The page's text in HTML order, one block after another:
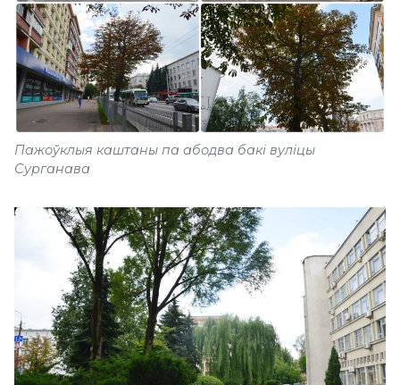
Пажоўклыя каштаны па абодва бакі вуліцы
Сурганава